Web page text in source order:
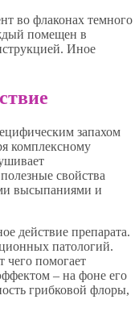
во флаконах темного
помещен в
Иное
запахом
комплексному
свойства
высыпаниями и
действие препарата.
патологий.
чего помогает
– на фоне его
грибковой флоры,